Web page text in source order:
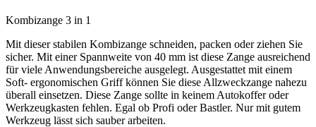
Kombizange 3 in 1
Mit dieser stabilen Kombizange schneiden, packen oder ziehen Sie
sicher. Mit einer Spannweite von 40 mm ist diese Zange ausreichend
für viele Anwendungsbereiche ausgelegt. Ausgestattet mit einem
Soft- ergonomischen Griff können Sie diese Allzweckzange nahezu
überall einsetzen. Diese Zange sollte in keinem Autokoffer oder
Werkzeugkasten fehlen. Egal ob Profi oder Bastler. Nur mit gutem
Werkzeug lässt sich sauber arbeiten.